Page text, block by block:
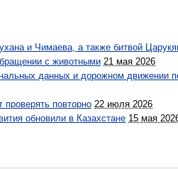
и Чимаева, а также битвой
с животными 21 мая 2026
данных и дорожном движении
повторно 22 июля 2026
обновили в Казахстане 15 мая